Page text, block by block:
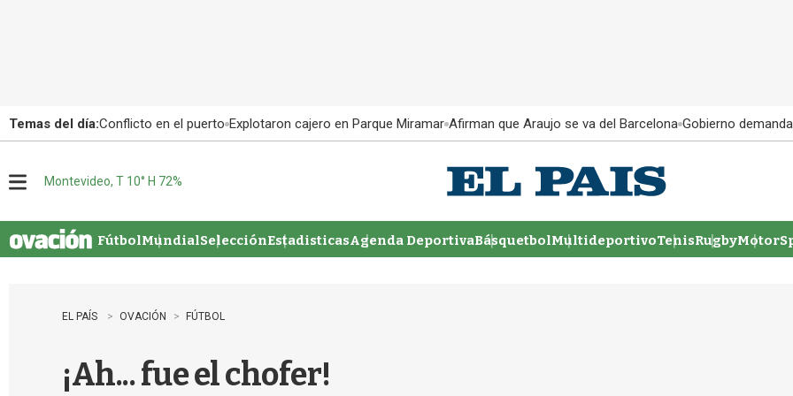
Temas del día:Conflicto en el puerto Explotaron cajero en Parque Miramar Afirman que Araujo se va del Barcelona Gobierno
u
Montevideo, T 10° H 72%
FútbolMundialSelecciónEstadisticasAgenda DeportivaBásquetbolMultideportivoTenisRugby
EL PAÍS OVACIÓN FÚTBOL
¡Ah... fue el chofer!